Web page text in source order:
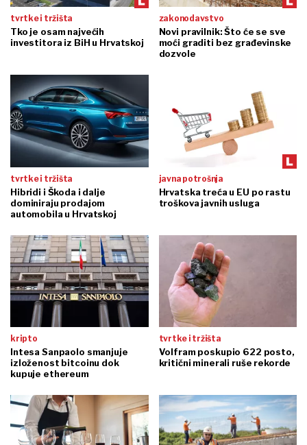
tvrtke i tržišta
Tko je osam najvećih
investitora iz BiH u Hrvatskoj
zakonodavstvo
Novi pravilnik: Što će se sve
moći graditi bez građevinske
dozvole
tvrtke i tržišta
Hibridi i Škoda i dalje
dominiraju prodajom
automobila u Hrvatskoj
javna potrošnja
Hrvatska treća u EU po rastu
troškova javnih usluga
kripto
Intesa Sanpaolo smanjuje
izloženost bitcoinu dok
kupuje ethereum
tvrtke i tržišta
Volfram poskupio 622 posto,
kritični minerali ruše rekorde